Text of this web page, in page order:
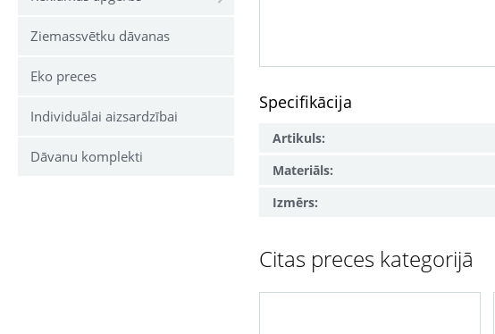
Ziemassvētku dāvanas
Eko preces
Individuālai aizsardzībai
Dāvanu komplekti
Specifikācija
Artikuls:
Materiāls:
Izmērs:
Citas preces kategorijā